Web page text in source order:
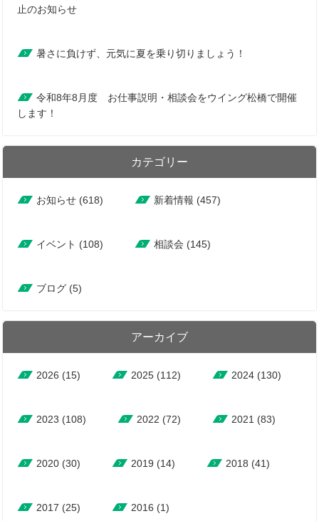
止のお知らせ
暑さに負けず、元気に夏を乗り切りましょう！
令和8年8月度 お仕事説明・相談会をウイング松橋で開催
します！
カテゴリー
お知らせ (618) 新着情報 (457)
イベント (108) 相談会 (145)
ブログ (5)
アーカイブ
2026 (15) 2025 (112) 2024 (130)
2023 (108) 2022 (72) 2021 (83)
2020 (30) 2019 (14) 2018 (41)
2017 (25) 2016 (1)